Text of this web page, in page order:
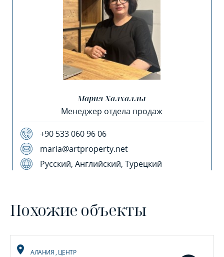
Мария Халхаллы
Менеджер отдела продаж
+90 533 060 96 06
maria@artproperty.net
Русский, Английский, Турецкий
Похожие объекты
АЛАНИЯ, ЦЕНТР